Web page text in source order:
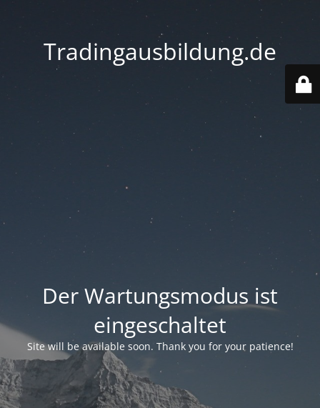
Tradingausbildung.de
Der Wartungsmodus ist
eingeschaltet
Site will be available soon. Thank you for your patience!